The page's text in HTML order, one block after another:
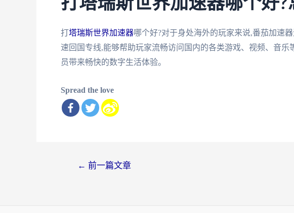
打塔瑞斯世界加速器哪个好?对于身处海外的玩家来说,番茄加速
速回国专线,能够帮助玩家流畅访问国内的各类游戏、视频、音乐
员带来畅快的数字生活体验。
Spread the love
← 前一篇文章